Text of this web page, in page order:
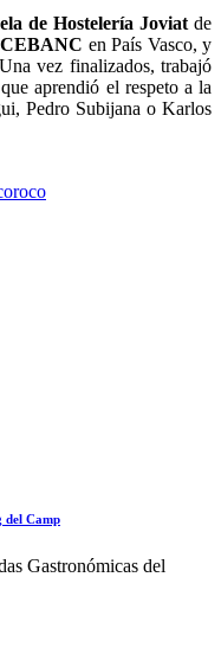
de Hostelería Joviat de
CEBANC en País Vasco, y
vez finalizados, trabajó
aprendió el respeto a la
Pedro Subijana o Karlos
del Camp
Gastronómicas del